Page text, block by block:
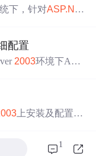
权限解决问题 。
下，针对ASP.NE
程序不可用的故
配置
2003环境下ASP
上安装及配置II
1